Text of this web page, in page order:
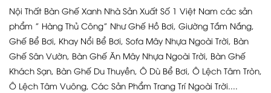
Nội Thất Bàn Ghế Xanh Nhà Sản Xuất Số 1 Việt Nam các sản
phẩm ” Hàng Thủ Công” Như Ghế Hồ Bơi, Giường Tắm Nắng,
Ghế Bể Bơi, Khay Nổi Bể Bơi, Sofa Mây Nhựa Ngoài Trời, Bàn
Ghế Sân Vườn, Bàn Ghế Ăn Mây Nhựa Ngoài Trời, Bàn Ghế
Khách Sạn, Bàn Ghế Du Thuyền, Ô Dù Bể Bơi, Ô Lệch Tâm Tròn,
Ô Lệch Tâm Vuông, Các Sản Phẩm Trang Trí Ngoài Trời....